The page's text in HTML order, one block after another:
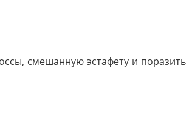
смешанную эстафету и поразить